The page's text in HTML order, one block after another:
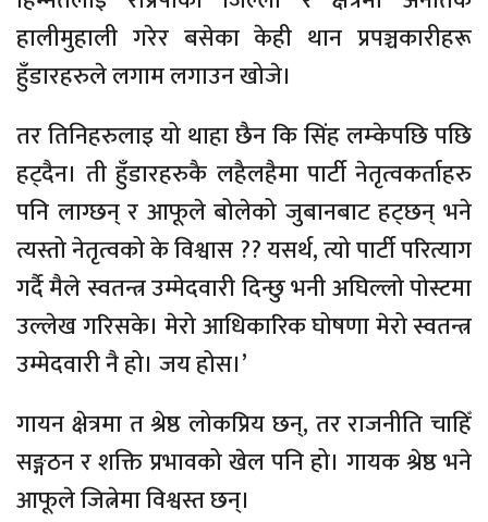
हालीमुहाली गरेर बसेका केही थान प्रपञ्चकारीहरू
हुँडारहरुले लगाम लगाउन खोजे।
तर तिनिहरुलाइ यो थाहा छैन कि सिंह लम्केपछि पछि
हट्दैन। ती हुँडारहरुकै लहैलहैमा पार्टी नेतृत्वकर्ताहरु
पनि लाग्छन् र आफूले बोलेको जुबानबाट हट्छन् भने
त्यस्तो नेतृत्वको के विश्वास ?? यसर्थ, त्यो पार्टी परित्याग
गर्दै मैले स्वतन्त्र उम्मेदवारी दिन्छु भनी अघिल्लो पोस्टमा
उल्लेख गरिसके। मेरो आधिकारिक घोषणा मेरो स्वतन्त्र
उम्मेदवारी नै हो। जय होस।’
गायन क्षेत्रमा त श्रेष्ठ लोकप्रिय छन्, तर राजनीति चाहिँ
सङ्गठन र शक्ति प्रभावको खेल पनि हो। गायक श्रेष्ठ भने
आफूले जित्नेमा विश्वस्त छन्।